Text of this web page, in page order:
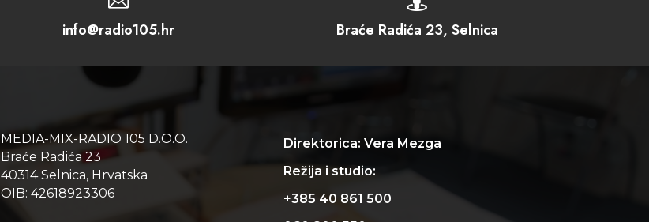
info@radio105.hr
Braće Radića 23, Selnica
MEDIA-MIX-RADIO 105 D.O.O.
Braće Radića 23
40314 Selnica, Hrvatska
OIB: 42618923306
Direktorica: Vera Mezga
Režija i studio:
+385 40 861 500